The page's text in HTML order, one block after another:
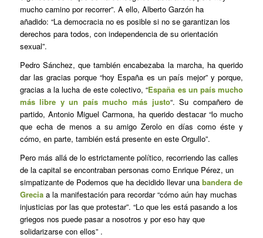
mucho camino por recorrer”. A ello, Alberto Garzón ha
añadido: “La democracia no es posible si no se garantizan los
derechos para todos, con independencia de su orientación
sexual”.
Pedro Sánchez, que también encabezaba la marcha, ha querido
dar las gracias porque “hoy España es un país mejor” y porque,
gracias a la lucha de este colectivo, “España es un país mucho
más libre y un país mucho más justo“. Su compañero de
partido, Antonio Miguel Carmona, ha querido destacar “lo mucho
que echa de menos a su amigo Zerolo en días como éste y
cómo, en parte, también está presente en este Orgullo”.
Pero más allá de lo estrictamente político, recorriendo las calles
de la capital se encontraban personas como Enrique Pérez, un
simpatizante de Podemos que ha decidido llevar una bandera de
Greciaa la manifestación para recordar “cómo aún hay muchas
injusticias por las que protestar”. “Lo que les está pasando a los
griegos nos puede pasar a nosotros y por eso hay que
solidarizarse con ellos” .